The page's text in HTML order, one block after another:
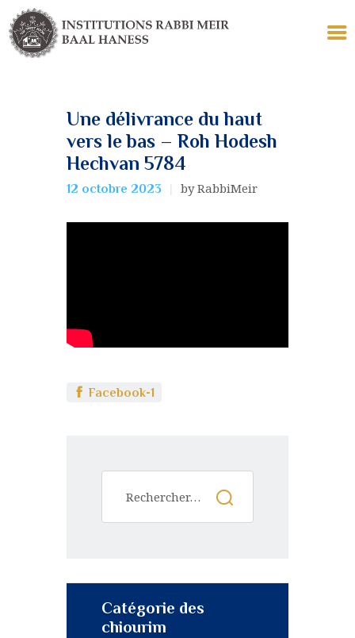
LES INSTITUTIONS
ECOLE
TALMUD TORAH
YÉCHIVA KÉTANA
Une délivrance du haut
vers le bas – Roh Hodesh
Hechvan 5784
12 octobre 2023 by RabbiMeir
Facebook-1
Catégorie des
chiourim